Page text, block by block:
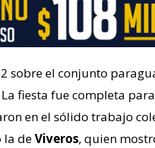
sobre el conjunto
fiesta fue completa
en el sólido trabajo
la deViveros, quien